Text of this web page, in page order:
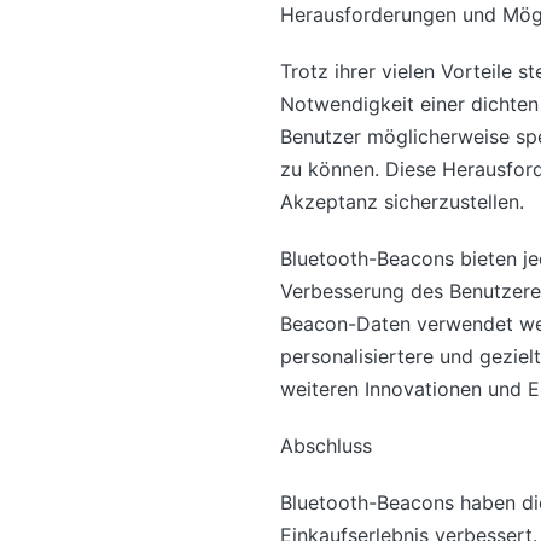
Herausforderungen und
Trotz ihrer vielen Vorteile
Notwendigkeit einer
Benutzer möglicherweise
zu können. Diese
Akzeptanz sicherzustellen.
Bluetooth-Beacons bieten
Verbesserung des
Beacon-Daten verwendet
personalisiertere und
weiteren Innovationen und
Abschluss
Bluetooth-Beacons haben
Einkaufserlebnis